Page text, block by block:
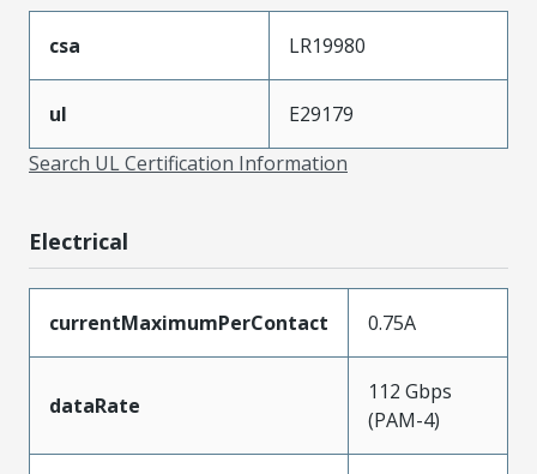
csa LR19980
ul
E29179
Search UL Certification Information
Electrical
currentMaximumPerContact 0.75A
dataRate
112 Gbps
(PAM-4)